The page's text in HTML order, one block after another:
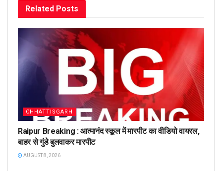
Related Posts
CHHATTISGARH
Raipur Breaking : आत्मानंद स्कूल में मारपीट का वीडियो वायरल,
बाहर से गुंडे बुलवाकर मारपीट
AUGUST 8, 2026